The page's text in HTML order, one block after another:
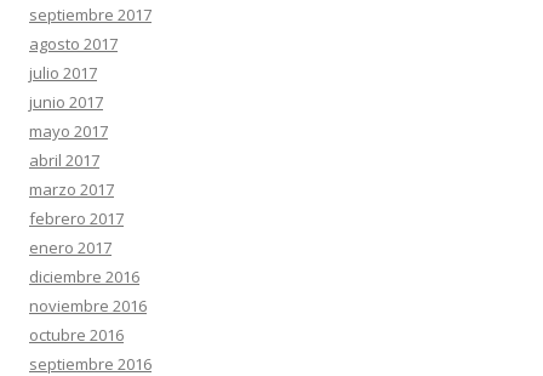
septiembre 2017
agosto 2017
julio 2017
junio 2017
mayo 2017
abril 2017
marzo 2017
febrero 2017
enero 2017
diciembre 2016
noviembre 2016
octubre 2016
septiembre 2016